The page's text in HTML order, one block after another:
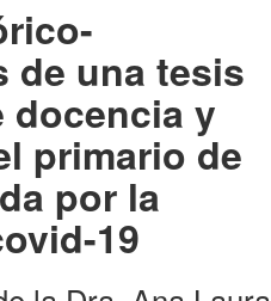
de una tesis
y
primario de
por la
19